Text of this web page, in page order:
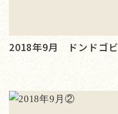
2018年9月 ドンドゴビ